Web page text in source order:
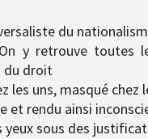
du
y retrouve toutes
du droit
les uns, masqué chez
et rendu ainsi
yeux sous des